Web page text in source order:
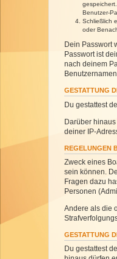
Benutzer-
Schließlich
oder
Dein Passwort
Passwort ist
nach deinem
GESTATTUNG
Du gestattest
Darüber
deiner IP-
REGELUNGEN
Zweck eines
sein können.
Fragen dazu
Personen
Andere als die
GESTATTUNG
Du gestattest